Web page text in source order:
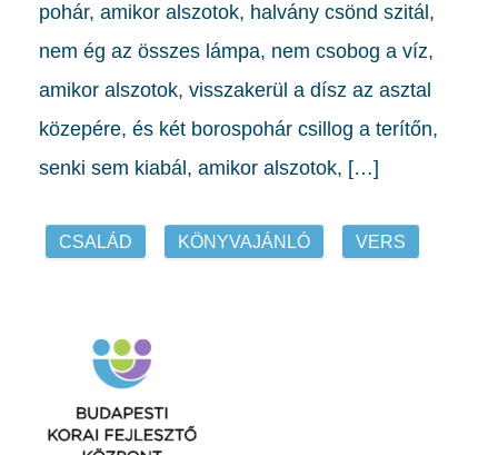
pohár, amikor alszotok, halvány csönd szitál,
nem ég az összes lámpa, nem csobog a víz,
amikor alszotok, visszakerül a dísz az asztal
közepére, és két borospohár csillog a terítőn,
senki sem kiabál, amikor alszotok, […]
CSALÁD KÖNYVAJÁNLÓ VERS